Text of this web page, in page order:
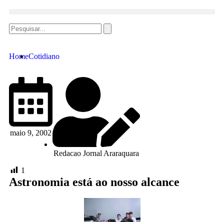
HomeCotidiano
maio 9, 2002
Redacao Jornal Araraquara
1
Astronomia está ao nosso alcance